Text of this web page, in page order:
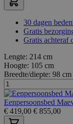
30 dagen
Gratis
Gratis achteraf
Lengte: 214 cm
Hoogte: 105 cm
Breedte/diepte: 98 cm
Eenpersoonsbed
€ 419,00 € 855,00